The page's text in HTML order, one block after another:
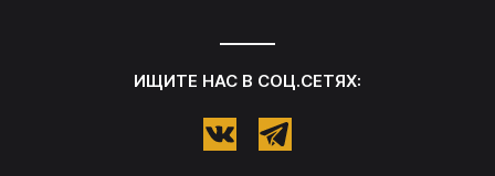
ИЩИТЕ НАС В СОЦ.СЕТЯХ: